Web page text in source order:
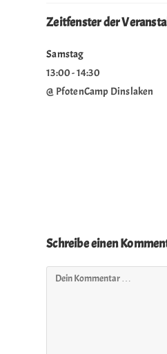
Zeitfenster der
Samstag
13:00-14:30
@ PfotenCamp Dinslaken
Schreibe einen